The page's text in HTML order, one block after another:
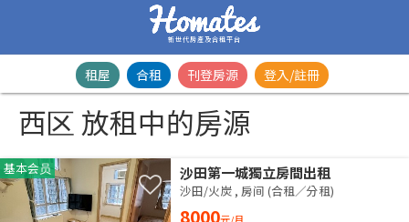
新世代房產及合租平台
租屋 合租 刊登房源 登入/註冊
西区 放租中的房源
基本会员 沙田第一城獨立房間出租
沙田/火炭 , 房间 (合租／分租)
8000元/月